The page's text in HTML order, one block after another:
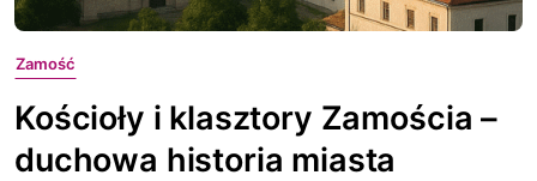
Zamość
Kościoły i klasztory Zamościa –
duchowa historia miasta